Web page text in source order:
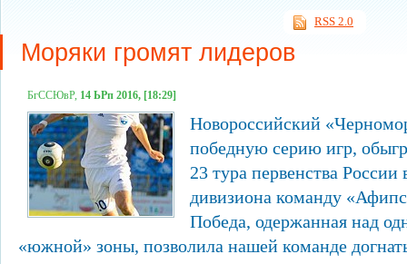
RSS 2.0
Моряки громят лидеров
БгССЮвР, 14 ЬРп 2016, [18:29]
Новороссийский
победную серию игр,
23 тура первенства
дивизиона команду
Победа, одержанная над
«южной» зоны, позволила нашей команде